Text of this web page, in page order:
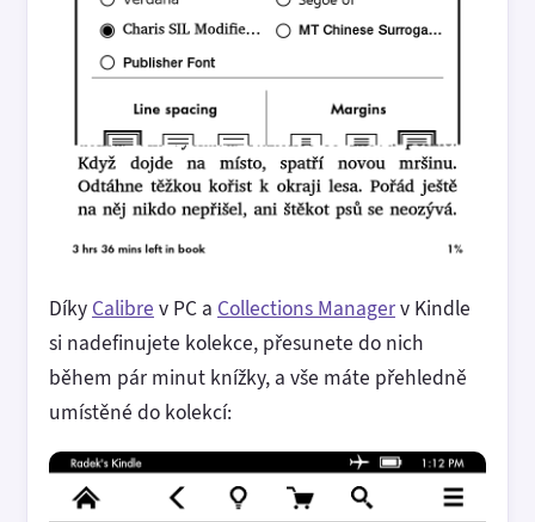
Díky Calibre v PC a Collections Managerv Kindle
si nadefinujete kolekce, přesunete do nich
během pár minut knížky, a vše máte přehledně
umístěné do kolekcí: